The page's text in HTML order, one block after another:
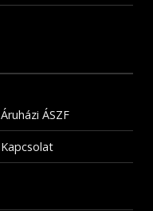
Áruházi ÁSZF
Kapcsolat